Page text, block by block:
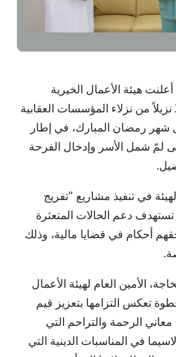
وام/ أعلنت هيئة الأعمال الخيرية
العالمية، عن تفريج كربة 25 نزيلاً من نزلاء المؤسسات العقابية
شهر رمضان المبارك، في إطار
إلى لمّ شمل الأسر وإدخال الفرحة
في تنفيذ مشاريع "تفريج
دعم الحالات المتعثرة
أحكام في قضايا مالية، وذلك
الأمين العام لهيئة الأعمال
تعكس التزامها بتعزيز قيم
الرحمة والتراحم التي
في المناسبات الدينية التي